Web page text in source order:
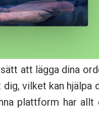
att lägga dina
vilket kan hjälpa
plattform har allt